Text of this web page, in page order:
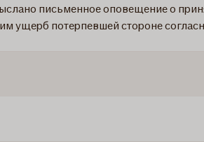
письменное оповещение о
ущерб потерпевшей стороне